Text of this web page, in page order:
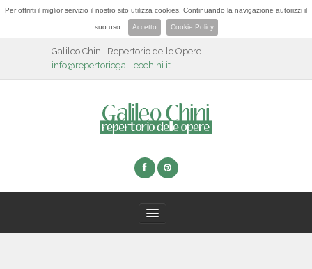
Per offrirti il miglior servizio il nostro sito utilizza cookies. Continuando la navigazione autorizzi il
suo uso. Accetto Cookie Policy
Galileo Chini: Repertorio delle Opere.
info@repertoriogalileochini.it